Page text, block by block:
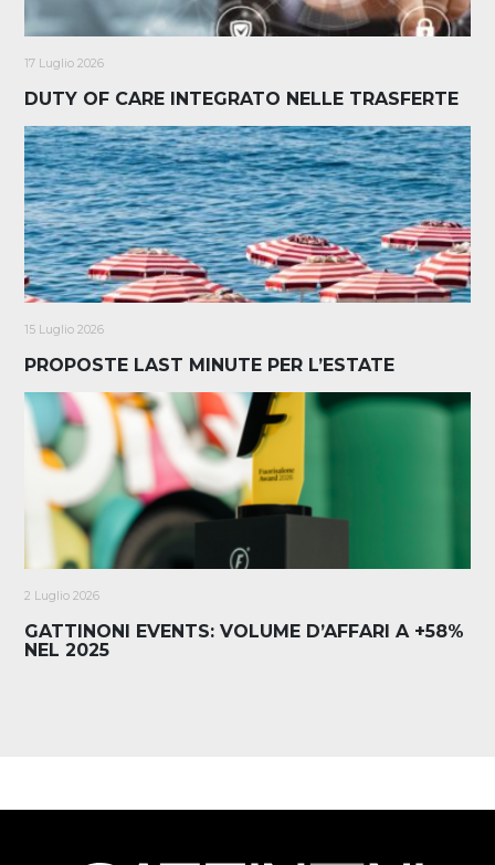
17 Luglio 2026
DUTY OF CARE INTEGRATO NELLE TRASFERTE
15 Luglio 2026
PROPOSTE LAST MINUTE PER L’ESTATE
2 Luglio 2026
GATTINONI EVENTS: VOLUME D’AFFARI A +58%
NEL 2025